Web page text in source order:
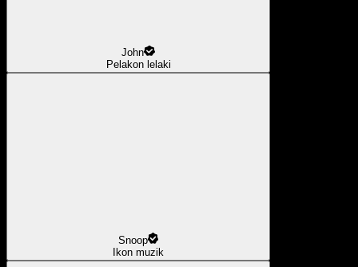
John
Pelakon lelaki
Snoop
Ikon muzik